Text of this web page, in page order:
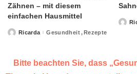
Zähnen – mit diesem
einfachen Hausmittel
PostedRicarda Gesundheit Rezepte
Bitte beachten Sie, dass